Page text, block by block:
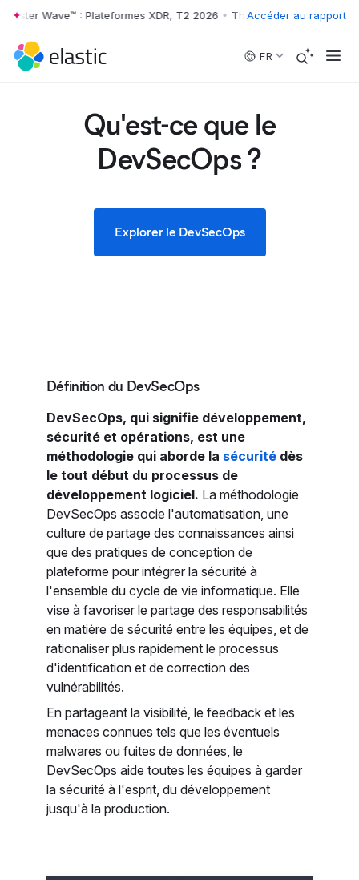
Skip to main content
Wave™ : Plateformes XDR, T2 2026 • The Forrester Wave™ :
Accéder au rapport
FR
Qu'est-ce que le
DevSecOps ?
Explorer le DevSecOps
Définition du DevSecOps
DevSecOps, qui signifie développement,
sécurité et opérations, est une
méthodologie qui aborde la sécuritédès
le tout début du processus de
développement logiciel. La méthodologie
DevSecOps associe l'automatisation, une
culture de partage des connaissances ainsi
que des pratiques de conception de
plateforme pour intégrer la sécurité à
l'ensemble du cycle de vie informatique. Elle
vise à favoriser le partage des responsabilités
en matière de sécurité entre les équipes, et de
rationaliser plus rapidement le processus
d'identification et de correction des
vulnérabilités.
En partageant la visibilité, le feedback et les
menaces connues tels que les éventuels
malwares ou fuites de données, le
DevSecOps aide toutes les équipes à garder
la sécurité à l'esprit, du développement
jusqu'à la production.